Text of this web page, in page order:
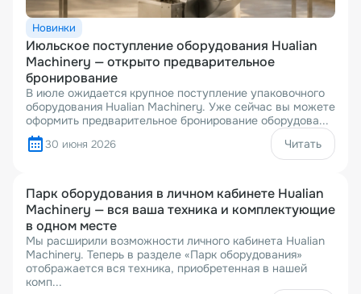
Новинки
Июльское поступление оборудования Hualian
Machinery — открыто предварительное
бронирование
В июле ожидается крупное поступление упаковочного
оборудования Hualian Machinery. Уже сейчас вы можете
оформить предварительное бронирование оборудова...
30 июня 2026 Читать
Парк оборудования в личном кабинете Hualian
Machinery — вся ваша техника и комплектующие
в одном месте
Мы расширили возможности личного кабинета Hualian
Machinery. Теперь в разделе «Парк оборудования»
отображается вся техника, приобретенная в нашей
комп...